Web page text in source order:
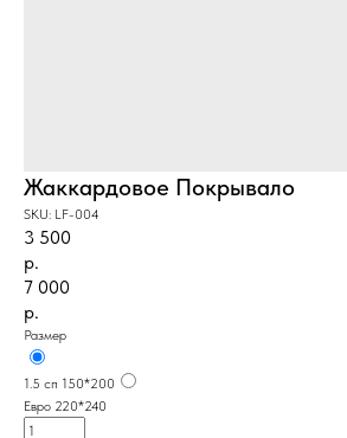
Жаккардовое Покрывало
SKU: LF-004
3 500
р.
7 000
р.
Размер
1.5 сп 150*200
Евро 220*240